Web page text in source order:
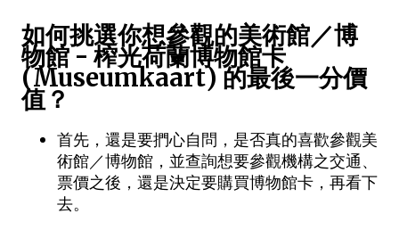
如何挑選你想參觀的美術館／博
物館 - 榨光荷蘭博物館卡
(Museumkaart) 的最後一分價
值？
首先，還是要捫心自問，是否真的喜歡參觀美
術館／博物館，並查詢想要參觀機構之交通、
票價之後，還是決定要購買博物館卡，再看下
去。